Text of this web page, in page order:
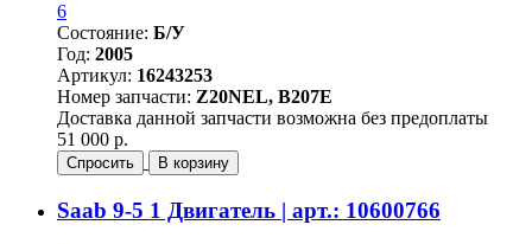
6
Состояние: Б/У
Год: 2005
Артикул: 16243253
Номер запчасти: Z20NEL, B207E
Доставка данной запчасти возможна без предоплаты
51 000 р.
Спросить В корзину
Saab 9-5 1 Двигатель | арт.: 10600766